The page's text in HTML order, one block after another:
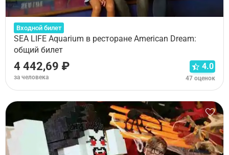
Входной билет
SEA LIFE Aquarium в ресторане American Dream:
общий билет
4 442,69 ₽
за человека
4.0
47 оценок